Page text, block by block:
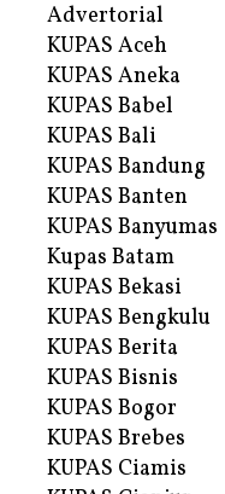
Advertorial
KUPAS Aceh
KUPAS Aneka
KUPAS Babel
KUPAS Bali
KUPAS Bandung
KUPAS Banten
KUPAS Banyumas
Kupas Batam
KUPAS Bekasi
KUPAS Bengkulu
KUPAS Berita
KUPAS Bisnis
KUPAS Bogor
KUPAS Brebes
KUPAS Ciamis